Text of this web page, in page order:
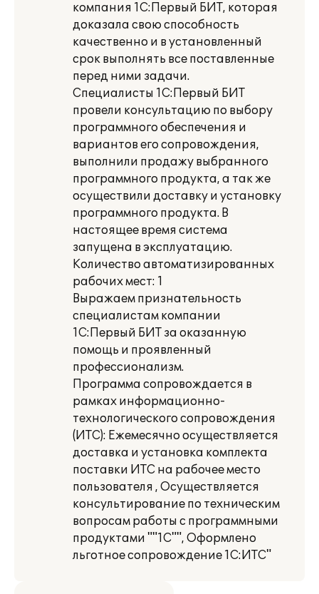
компания 1С:Первый БИТ, которая
доказала свою способность
качественно и в установленный
срок выполнять все поставленные
перед ними задачи.
Специалисты 1С:Первый БИТ
провели консультацию по выбору
программного обеспечения и
вариантов его сопровождения,
выполнили продажу выбранного
программного продукта, а так же
осуществили доставку и установку
программного продукта. В
настоящее время система
запущена в эксплуатацию.
Количество автоматизированных
рабочих мест: 1
Выражаем признательность
специалистам компании
1С:Первый БИТ за оказанную
помощь и проявленный
профессионализм.
Программа сопровождается в
рамках информационно-
технологического сопровождения
(ИТС): Ежемесячно осуществляется
доставка и установка комплекта
поставки ИТС на рабочее место
пользователя , Осуществляется
консультирование по техническим
вопросам работы с программными
продуктами ""1С"", Оформлено
льготное сопровождение 1С:ИТС"